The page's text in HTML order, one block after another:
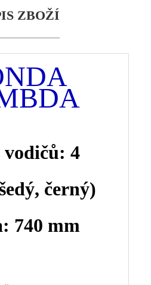
ZBOŽÍ
vodičů: 4
černý)
740 mm